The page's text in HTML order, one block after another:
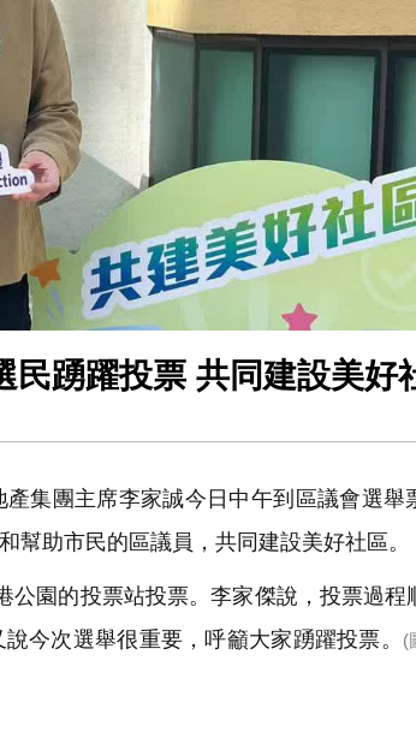
民踴躍投票 共同建設美好
集團主席李家誠今日中午到區議會選舉
幫助市民的區議員，共同建設美好社區。
園的投票站投票。李家傑說，投票過程
今次選舉很重要，呼籲大家踴躍投票。
(